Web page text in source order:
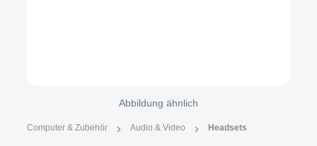
Abbildung ähnlich
Computer & Zubehör Audio & Video Headsets